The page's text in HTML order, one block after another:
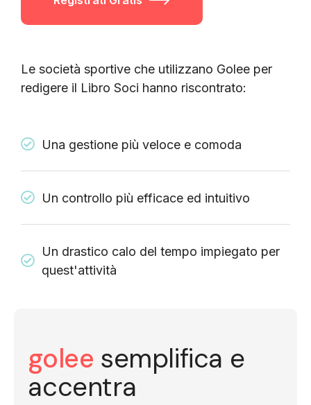
Le società sportive che utilizzano Golee per
redigere il Libro Soci hanno riscontrato:
Una gestione più veloce e comoda
Un controllo più efficace ed intuitivo
Un drastico calo del tempo impiegato per
quest'attività
golee semplifica e
accentra